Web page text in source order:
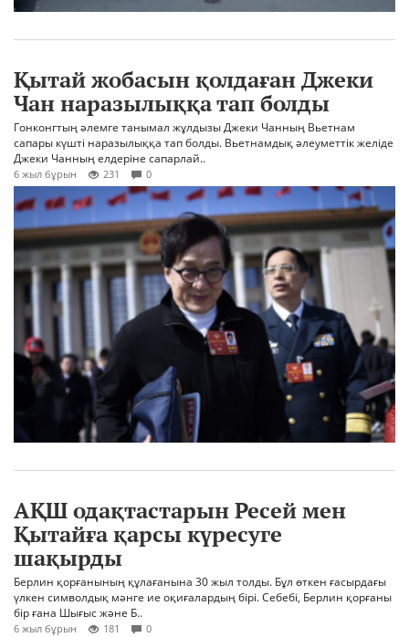
Қытай жобасын қолдаған Джеки
Чан наразылыққа тап болды
Гонконгтың әлемге танымал жұлдызы Джеки Чанның Вьетнам
сапары күшті наразылыққа тап болды. Вьетнамдық әлеуметтік желіде
Джеки Чанның елдеріне сапарлай..
6 жыл бұрын 231 0
АҚШ одақтастарын Ресей мен
Қытайға қарсы күресуге
шақырды
Берлин қорғанының құлағанына 30 жыл толды. Бұл өткен ғасырдағы
үлкен символдық мәнге ие оқиғалардың бірі. Себебі, Берлин қорғаны
бір ғана Шығыс және Б..
6 жыл бұрын 181 0